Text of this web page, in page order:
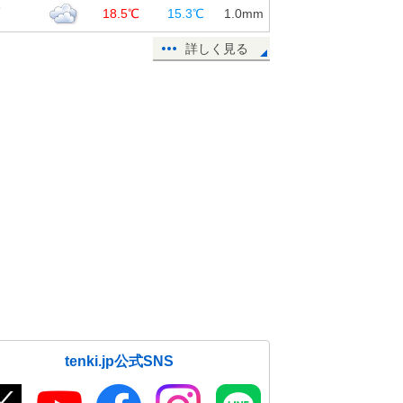
18.5℃ 15.3℃ 1.0mm
詳しく見る
tenki.jp公式SNS